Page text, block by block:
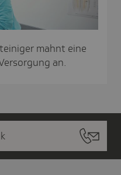
mahnt eine
an.